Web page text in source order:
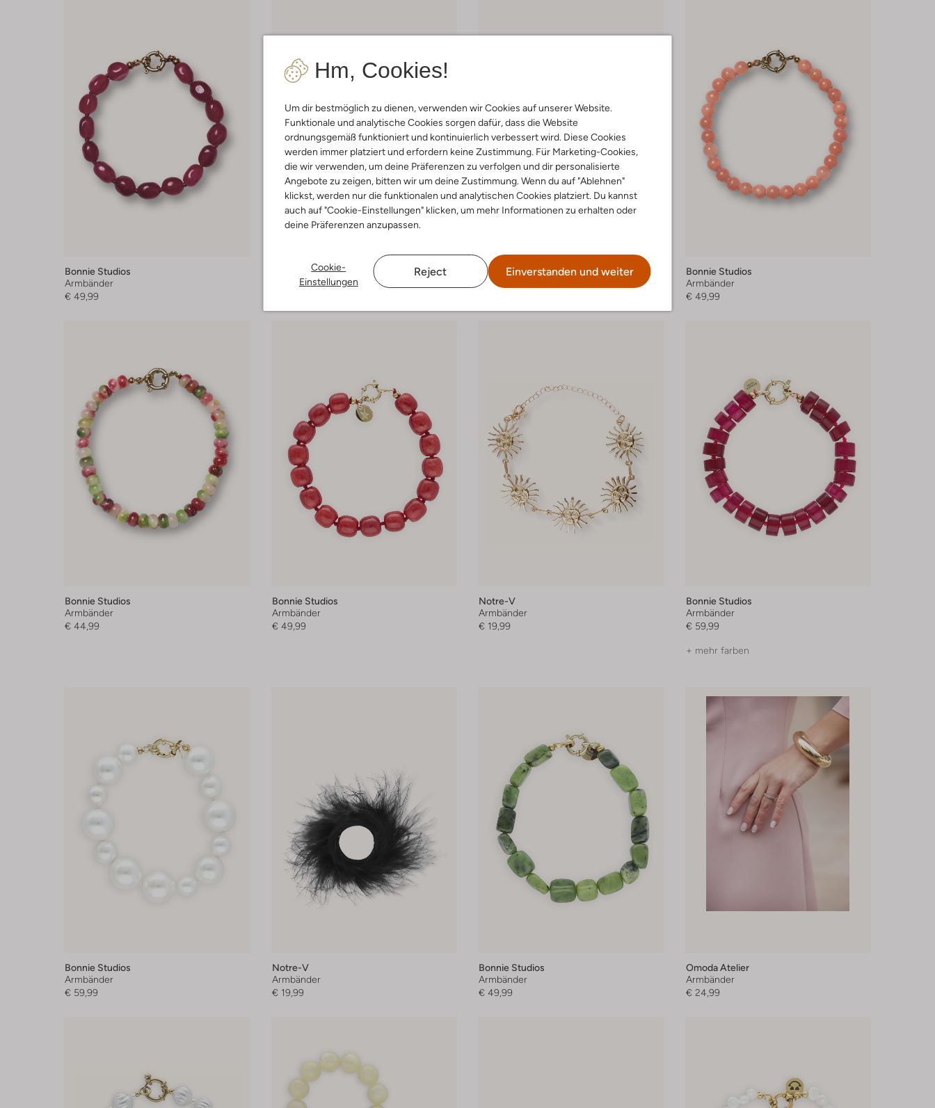
Hm, Cookies!
Um dir bestmöglich zu dienen, verwenden wir Cookies auf unserer Website.
Funktionale und analytische Cookies sorgen dafür, dass die Website
ordnungsgemäß funktioniert und kontinuierlich verbessert wird. Diese Cookies
werden immer platziert und erfordern keine Zustimmung. Für Marketing-Cookies,
die wir verwenden, um deine Präferenzen zu verfolgen und dir personalisierte
Angebote zu zeigen, bitten wir um deine Zustimmung. Wenn du auf "Ablehnen"
klickst, werden nur die funktionalen und analytischen Cookies platziert. Du kannst
auch auf "Cookie-Einstellungen" klicken, um mehr Informationen zu erhalten oder
deine Präferenzen anzupassen.
Cookie-
Einstellungen
Reject Einverstanden und weiter
Bonnie Studios
Armbänder
€ 49,99
Bonnie Studios
Armbänder
Bonnie Studios
Armbänder
Bonnie Studios
Armbänder
€ 49,99
Bonnie Studios
Armbänder
€ 44,99
Bonnie Studios
Armbänder
€ 49,99
Notre-V
Armbänder
€ 19,99
Bonnie Studios
Armbänder
€ 59,99
+ mehr farben
Bonnie Studios
Armbänder
€ 59,99
Notre-V
Armbänder
€ 19,99
Bonnie Studios
Armbänder
€ 49,99
Omoda Atelier
Armbänder
€ 24,99